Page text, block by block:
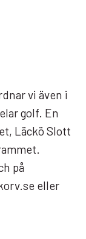
vi även i
golf. En
Läckö Slott
på
eller